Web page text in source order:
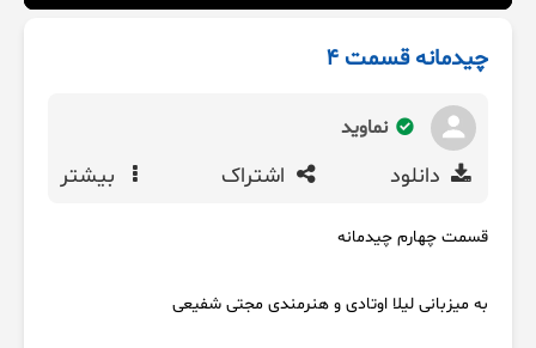
چیدمانه قسمت 4
نماوید
دانلود اشتراک بیشتر
قسمت چهارم چیدمانه
به میزبانی لیلا اوتادی و هنرمندی مجتی شفیعی